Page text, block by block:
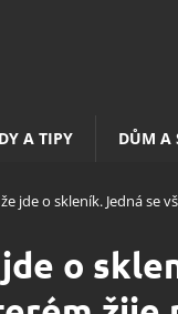
A TIPY DŮM A
jde o skleník. Jedná se
o